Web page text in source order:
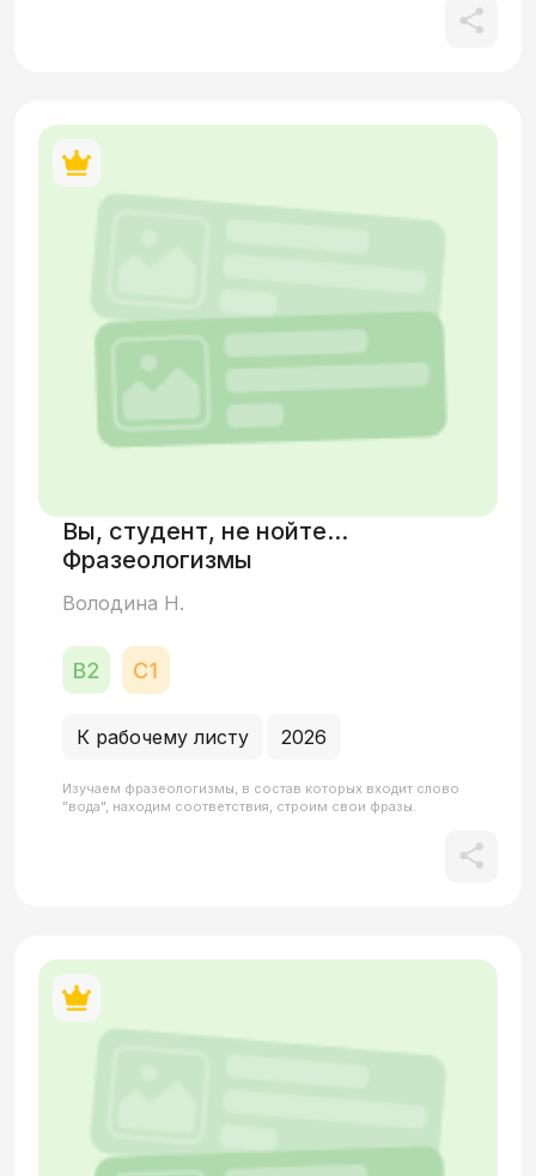
Вы, студент, не нойте...
Фразеологизмы
Володина Н.
К рабочему листу 2026
Изучаем фразеологизмы, в состав которых входит слово
"вода", находим соответствия, строим свои фразы.